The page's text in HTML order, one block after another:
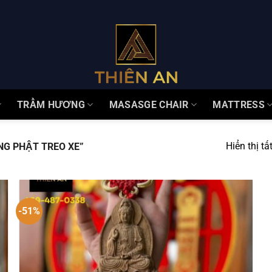
TRẦM HƯƠNG MASASGE CHAIR MATTRESS
PHẬT TREO XE” Hiển thị
-51%